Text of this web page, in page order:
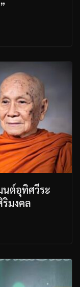
นต์อุทิศวีระ
มงคล